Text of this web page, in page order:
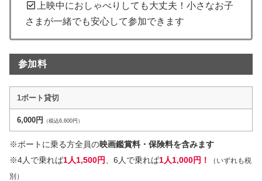
上映中におしゃべりしても大丈夫！小さなお子
さまが一緒でも安心して参加できます
参加料
1ボート貸切
6,000円 （税込6,600円）
※ボートに乗る方全員の映画鑑賞料・保険料を含みます
※4人で乗れば1人1,500円 、6人で乗れば1人1,000円！
（いずれも税
別）